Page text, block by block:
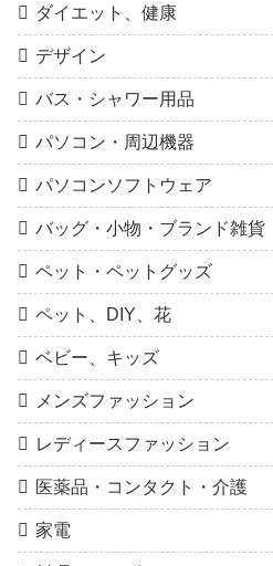
ダイエット、健康
デザイン
バス・シャワー用品
パソコン・周辺機器
パソコンソフトウェア
バッグ・小物・ブランド雑貨
ペット・ペットグッズ
ペット、DIY、花
ベビー、キッズ
メンズファッション
レディースファッション
医薬品・コンタクト・介護
家電